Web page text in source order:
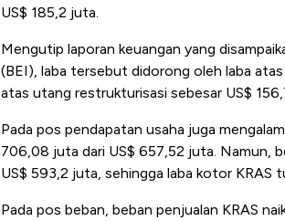
US$ 185,2 juta.
Mengutip laporan keuangan yang
(BEI), laba tersebut didorong oleh laba
atas utang restrukturisasi sebesar US$
Pada pos pendapatan usaha juga
706,08 juta dari US$ 657,52 juta. Namun,
US$ 593,2 juta, sehingga laba kotor KRAS
Pada pos beban, beban penjualan KRAS